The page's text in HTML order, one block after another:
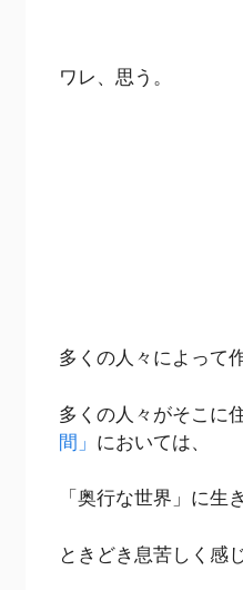
ワレ、思う。
多くの人々によって
多くの人々がそこに
間」 においては、
「奥行な世界」に生
ときどき息苦しく感